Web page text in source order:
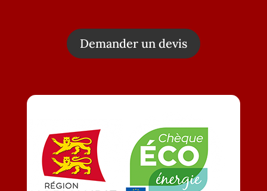
Demander un devis